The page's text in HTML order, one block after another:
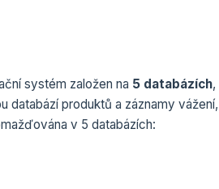
systém založen na 5 databázích
databází produktů a záznamy
v 5 databázích: